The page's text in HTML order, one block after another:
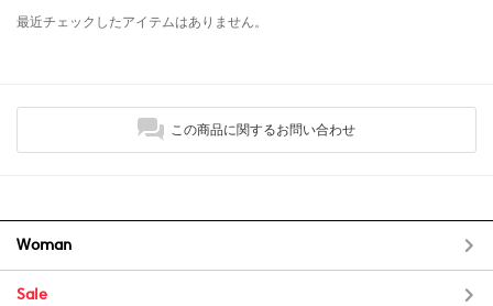
最近チェックしたアイテムはありません。
この商品に関するお問い合わせ
Woman
Sale